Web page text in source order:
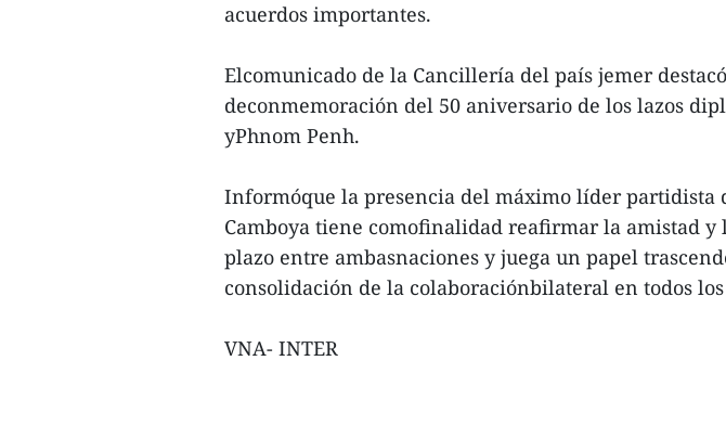
acuerdos importantes.
Elcomunicado de la Cancillería del país jemer
deconmemoración del 50 aniversario de los lazos
yPhnom Penh.
Informóque la presencia del máximo líder partidista
Camboya tiene comofinalidad reafirmar la amistad y
plazo entre ambasnaciones y juega un papel
consolidación de la colaboraciónbilateral en todos los
VNA- INTER